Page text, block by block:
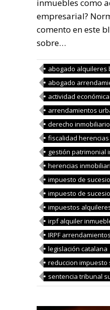
inmuebles como
empresarial?
comento en este
sobre…
abogado alquileres
abogado
actividad
arrendamientos
derecho inmobiliario
fiscalidad herencias
gestión patrimonial
herencias
impuesto de
impuesto de
impuestos
irpf alquiler
IRPF arrendamientos
legislación catalana
reduccion impuesto
sentencia tribunal